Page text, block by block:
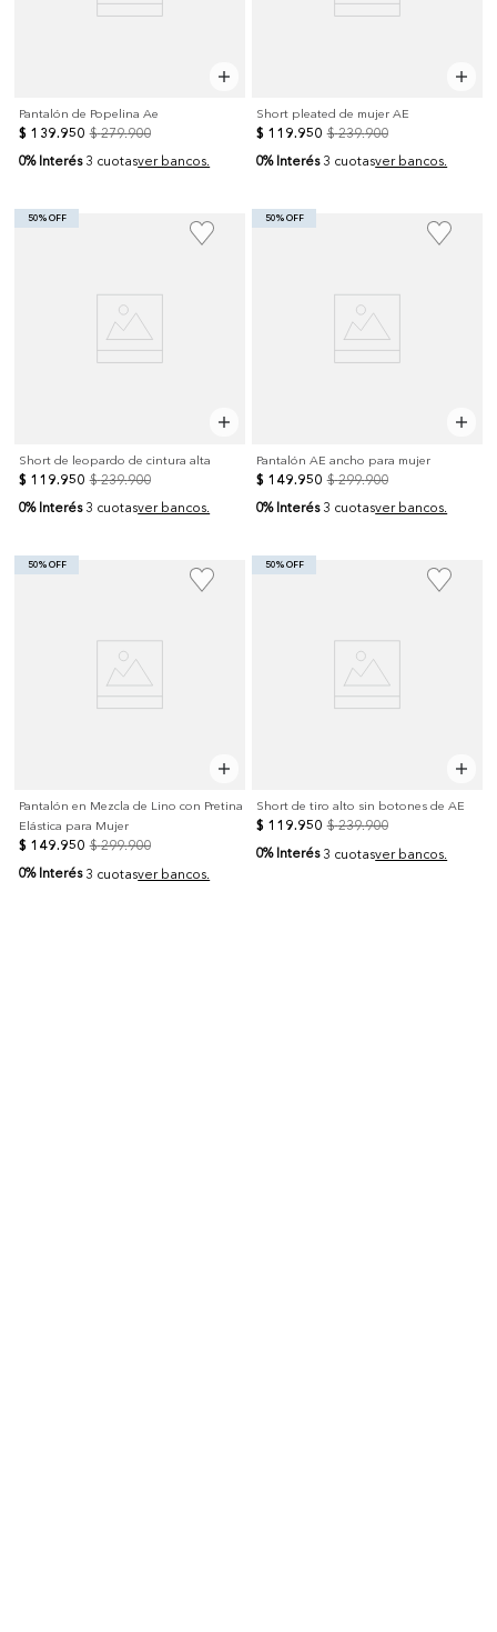
Pantalón de Popelina Ae
$ 139.950 $ 279.900
0% Interés 3 cuotasver bancos.
Short pleated de mujer AE
$ 119.950 $ 239.900
0% Interés 3 cuotasver bancos.
50% OFF
Short de leopardo de cintura alta
$ 119.950 $ 239.900
0% Interés 3 cuotasver bancos.
50% OFF
Pantalón AE ancho para mujer
$ 149.950 $ 299.900
0% Interés 3 cuotasver bancos.
50% OFF
Pantalón en Mezcla de Lino con Pretina
Elástica para Mujer
$ 149.950 $ 299.900
0% Interés 3 cuotasver bancos.
50% OFF
Short de tiro alto sin botones de AE
$ 119.950 $ 239.900
0% Interés 3 cuotasver bancos.